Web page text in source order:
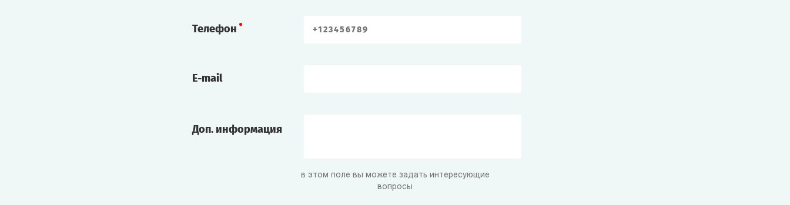
Телефон
E-mail
Доп. информация
в этом поле вы можете задать интересующие
вопросы